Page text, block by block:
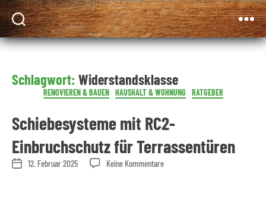
LEITERMANN
Blog
für
Schlagwort: Widerstandsklasse
KategorienRENOVIEREN & BAUEN HAUSHALT & WOHNUNG RATGEBER
Schiebesysteme mit RC2-
Einbruchschutz für Terrassentüren
Beitragsdatum
12. Februar 2025 Keine Kommentarezu